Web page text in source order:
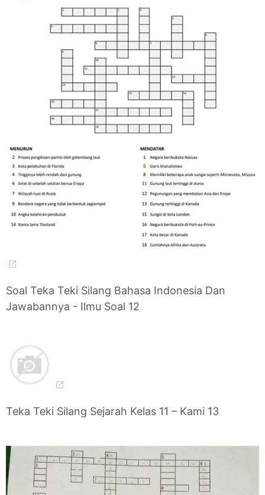
Soal Teka Teki Silang Bahasa Indonesia Dan
Jawabannya - Ilmu Soal 12
Teka Teki Silang Sejarah Kelas 11 – Kami 13